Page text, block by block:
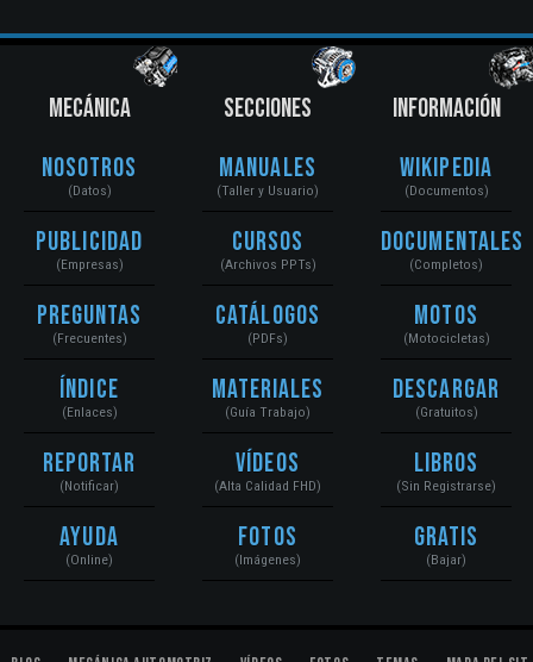
MECÁNICA
Nosotros
(Datos)
Publicidad
(Empresas)
Preguntas
(Frecuentes)
Índice
(Enlaces)
Reportar
(Notificar)
Ayuda
(Online)
SECCIONES
Manuales
(Taller y Usuario)
Cursos
(Archivos PPTs)
Catálogos
(PDFs)
Materiales
(Guía Trabajo)
Vídeos
(Alta Calidad FHD)
Fotos
(Imágenes)
INFORMACIÓN
Wikipedia
(Documentos)
Documentales
(Completos)
Motos
(Motocicletas)
Descargar
(Gratuitos)
Libros
(Sin Registrarse)
Gratis
(Bajar)